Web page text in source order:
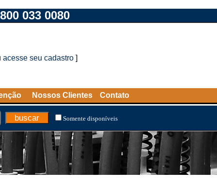
033 0080
acesse seu cadastro ]
Nossos Clientes Contato
Somente disponíveis